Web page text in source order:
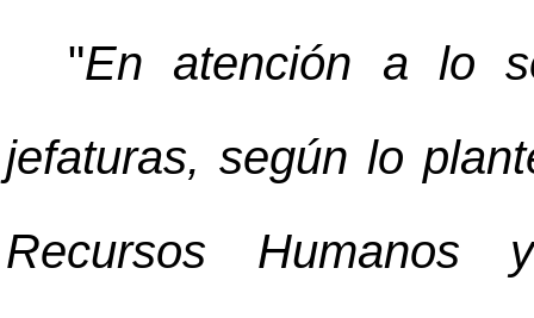
"En atención a lo
jefaturas, según lo
Recursos